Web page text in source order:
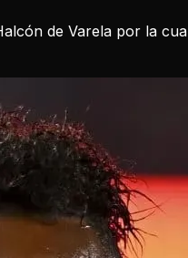
de Varela por la